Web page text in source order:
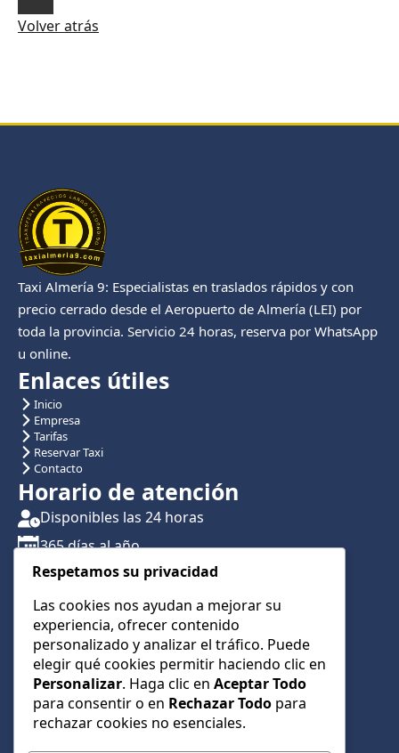
Volver atrás
Taxi Almería 9: Especialistas en traslados rápidos y con
precio cerrado desde el Aeropuerto de Almería (LEI) por
toda la provincia. Servicio 24 horas, reserva por WhatsApp
u online.
Enlaces útiles
Inicio
Empresa
Tarifas
Reservar Taxi
Contacto
Horario de atención
Disponibles las 24 horas
365 días al año
Traslados con reserva previa
Atención por teléfono y WhatsApp 24/7
CONTÁCTANOS
+34 622 01 23 74
+34 622 01 23 74
info@taxialmeria9.com
Respetamos su privacidad
Las cookies nos ayudan a mejorar su
experiencia, ofrecer contenido
personalizado y analizar el tráfico. Puede
elegir qué cookies permitir haciendo clic en
Personalizar. Haga clic en Aceptar Todo
para consentir o en Rechazar Todo para
rechazar cookies no esenciales.